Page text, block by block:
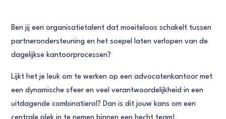
Ben jij een organisatietalent dat moeiteloos schakelt tussen
partnerondersteuning en het soepel laten verlopen van de
dagelijkse kantoorprocessen?
Lijkt het je leuk om te werken op een advocatenkantoor met
een dynamische sfeer en veel verantwoordelijkheid in een
uitdagende combinatierol? Dan is dit jouw kans om een